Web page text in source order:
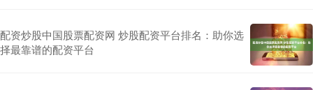
配资炒股中国股票配资网 炒股配资平台排名：助你选
择最靠谱的配资平台